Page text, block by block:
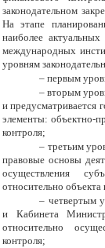
законодательном
На этапе
наиболее
международных
уровням
– первым
– вторым
и предусматривается
элементы: объектно-
контроля;
– третьим
правовые основы
осуществления
относительно объекта
– четвертым
и Кабинета
относительно
контроля;